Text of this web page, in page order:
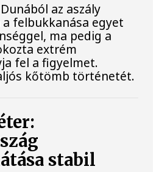
az aszály
felbukkanása egyet
ma pedig a
extrém
fel a figyelmet.
kőtömb történetét.
stabil